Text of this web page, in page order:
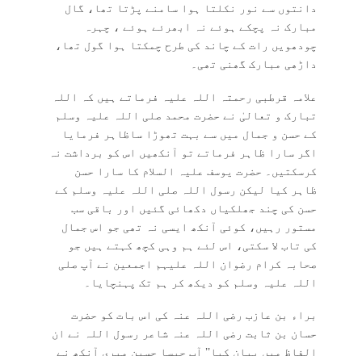
دانتوں سے نور نکلتا ہوا سامنے پڑتا تھا، گال
مبارک نہ پچکے ہوئے نہ ابھرئے ہوئے ، چہرہ
چودھویں رات کے چاند کی طرح چمکتا ہوا گول تھا،
داڑھی مبارک گھنی تھی۔
علامہ قرطبی رحمتہ اللہ علیہ فرماتے ہیں کہ اللہ
تبارک و تعالیٰ نے حضرت محمد صلی اللہ علیہ وسلم
کے حسن و جمال میں سے بہت تھوڑا ساظاہر فرمایا
اگر سارا ظاہر فرماتے تو آنکھیں اس کو برداشت نہ
کرسکتیں۔ حضرت یوسف علیہ السلام کا سارا حسن
ظاہر کیا لیکن رسول اللہ صلی اللہ علیہ وسلم کے
حسن کی چند جھلکیاں دکھائی گئیں اور باقی سب
مستور رہیں، کوئی آنکھ ایسی نہ تھی جو اس جمال
کی تاب لا سکتی، اس لئے ہم وہی کچھ کہتے ہیں جو
صحابہ کرام رضوان اللہ علیہم اجمعین نے آپ صلی
اللہ علیہ وسلم کو دیکھ کر ہم تک پہنچایا۔
براء بن عازب رضی اللہ عنہ کی اس بات کو حضرت
حسان بن ثابت رضی اللہ عنہ شاعر رسول اللہ نے ان
الفاظ میں بیان کیا’’ آپ جیسا حسین میری آنکھ نے